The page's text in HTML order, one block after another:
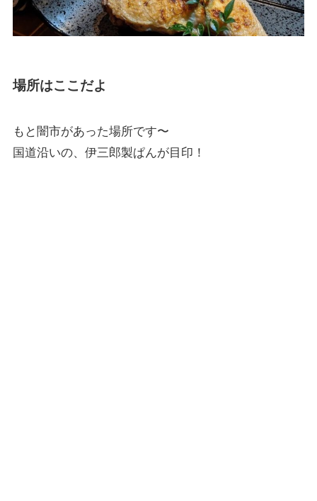
場所はここだよ
もと闇市があった場所です〜
国道沿いの、伊三郎製ぱんが目印！